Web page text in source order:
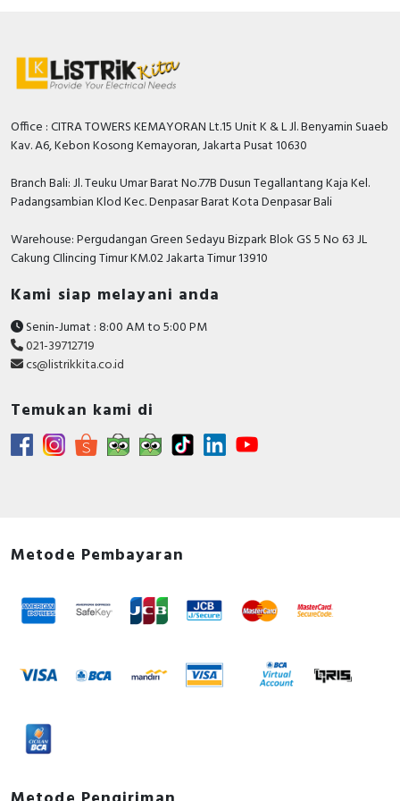
Office : CITRA TOWERS KEMAYORAN Lt.15 Unit K & L Jl. Benyamin Suaeb
Kav. A6, Kebon Kosong Kemayoran, Jakarta Pusat 10630
Branch Bali: Jl. Teuku Umar Barat No.77B Dusun Tegallantang Kaja Kel.
Padangsambian Klod Kec. Denpasar Barat Kota Denpasar Bali
Warehouse: Pergudangan Green Sedayu Bizpark Blok GS 5 No 63 JL
Cakung CIlincing Timur KM.02 Jakarta Timur 13910
Kami siap melayani anda
Senin-Jumat : 8:00 AM to 5:00 PM
021-39712719
cs@listrikkita.co.id
Temukan kami di
Metode Pembayaran